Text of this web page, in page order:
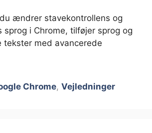
ændrer stavekontrollens og
i Chrome, tilføjer sprog og
tekster med avancerede
Chrome,Vejledninger